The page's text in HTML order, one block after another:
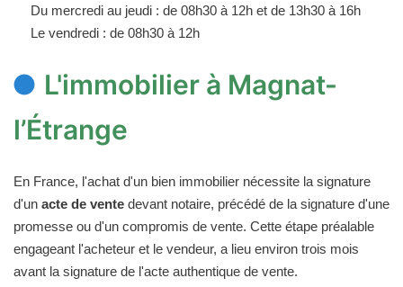
Du mercredi au jeudi : de 08h30 à 12h et de 13h30 à 16h
Le vendredi : de 08h30 à 12h
L'immobilier à Magnat-
l’Étrange
En France, l'achat d'un bien immobilier nécessite la signature
d'un acte de vente devant notaire, précédé de la signature d'une
promesse ou d'un compromis de vente. Cette étape préalable
engageant l'acheteur et le vendeur, a lieu environ trois mois
avant la signature de l'acte authentique de vente.